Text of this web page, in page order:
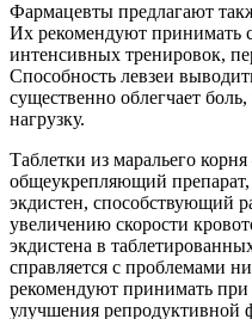
Фармацевты предлагают
Их рекомендуют принимать
интенсивных тренировок,
Способность левзеи
существенно облегчает
нагрузку.
Таблетки из маральего
общеукрепляющий
экдистен, способствующий
увеличению скорости
экдистена в
справляется с проблемами
рекомендуют принимать
улучшения репродуктивной